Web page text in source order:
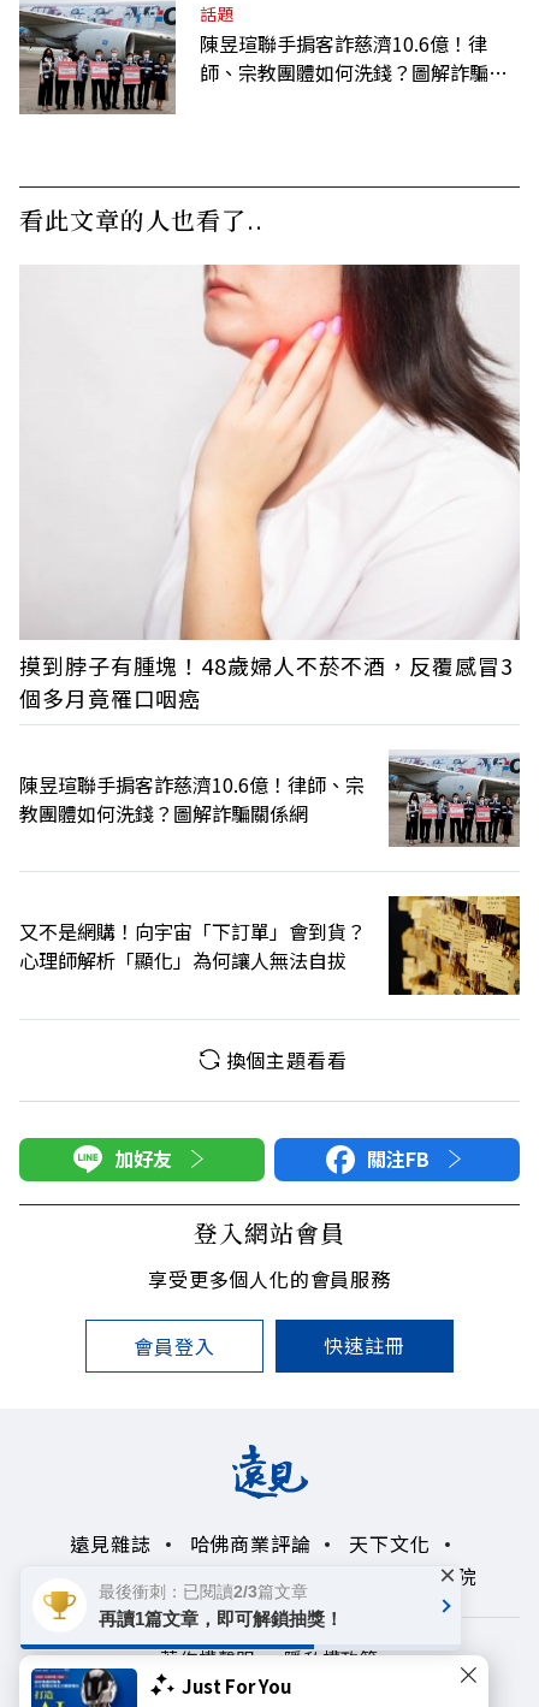
Just For You
話題
陳昱瑄聯手掮客詐慈濟10.6億！律
師、宗教團體如何洗錢？圖解詐騙關
看此文章的人也看了..
摸到脖子有腫塊！48歲婦人不菸不酒，反覆感冒3
個多月竟罹口咽癌
陳昱瑄聯手掮客詐慈濟10.6億！律師、宗
教團體如何洗錢？圖解詐騙關係網
又不是網購！向宇宙「下訂單」會到貨？
心理師解析「顯化」為何讓人無法自拔
換個主題看看
加好友 關注FB
登入網站會員
享受更多個人化的會員服務
會員登入 快速註冊
遠見雜誌 哈佛商業評論
天下文化
未來親子學習平台
50+ 領導影響力學院
著作權聲明
隱私權政策
最後衝刺：已閱讀2/3篇文章
再讀1篇文章，即可解鎖抽獎！
×